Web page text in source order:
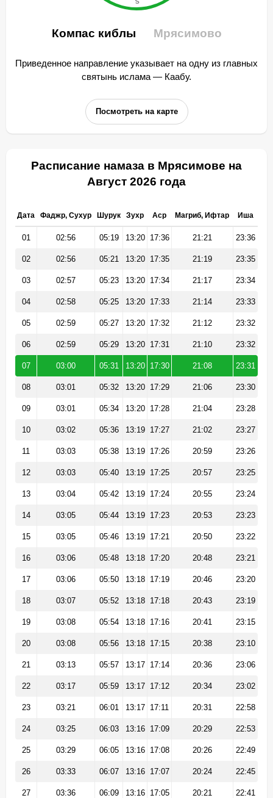
Компас киблы Мрясимово
Приведенное направление указывает на одну из главных
святынь ислама — Каабу.
Посмотреть на карте
Расписание намаза в Мрясимове на
Август 2026 года
Дата Фаджр, Сухур Шурук Зухр Аср Магриб, Ифтар Иша
01 02:56 05:19 13:20 17:36 21:21 23:36
02 02:56 05:21 13:20 17:35 21:19 23:35
03 02:57 05:23 13:20 17:34 21:17 23:34
04 02:58 05:25 13:20 17:33 21:14 23:33
05 02:59 05:27 13:20 17:32 21:12 23:32
06 02:59 05:29 13:20 17:31 21:10 23:32
07 03:00 05:31 13:20 17:30 21:08 23:31
08 03:01 05:32 13:20 17:29 21:06 23:30
09 03:01 05:34 13:20 17:28 21:04 23:28
10 03:02 05:36 13:19 17:27 21:02 23:27
11 03:03 05:38 13:19 17:26 20:59 23:26
12 03:03 05:40 13:19 17:25 20:57 23:25
13 03:04 05:42 13:19 17:24 20:55 23:24
14 03:05 05:44 13:19 17:23 20:53 23:23
15 03:05 05:46 13:19 17:21 20:50 23:22
16 03:06 05:48 13:18 17:20 20:48 23:21
17 03:06 05:50 13:18 17:19 20:46 23:20
18 03:07 05:52 13:18 17:18 20:43 23:19
19 03:08 05:54 13:18 17:16 20:41 23:15
20 03:08 05:56 13:18 17:15 20:38 23:10
21 03:13 05:57 13:17 17:14 20:36 23:06
22 03:17 05:59 13:17 17:12 20:34 23:02
23 03:21 06:01 13:17 17:11 20:31 22:58
24 03:25 06:03 13:16 17:09 20:29 22:53
25 03:29 06:05 13:16 17:08 20:26 22:49
26 03:33 06:07 13:16 17:07 20:24 22:45
27 03:36 06:09 13:16 17:05 20:21 22:41